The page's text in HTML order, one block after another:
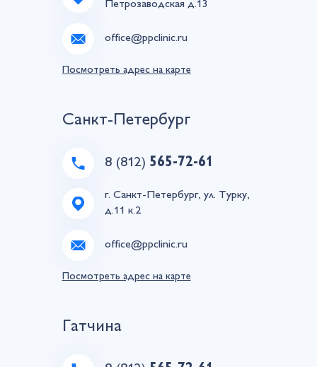
Петрозаводская д.13
office@ppclinic.ru
Посмотреть адрес на карте
Санкт-Петербург
8 (812) 565-72-61
г. Санкт-Петербург, ул. Турку,
д.11 к.2
office@ppclinic.ru
Посмотреть адрес на карте
Гатчина